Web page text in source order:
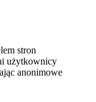
stron
użytkownicy
anonimowe